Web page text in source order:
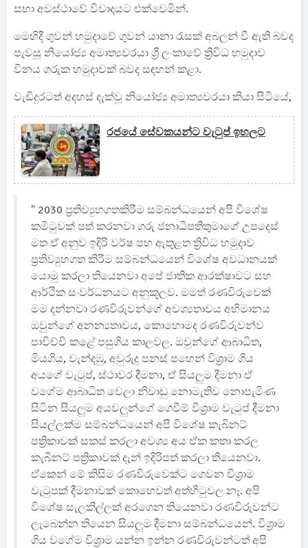
සභා අවස්ථාවේ විවාදයට එක්වෙමින්.
මෙහිදී ගුවන් හමුදාවේ ගුවන් යානා රැසක් අබලන් වී ඇති බවද
පැවසූ නියෝජ්‍ය අමාත්‍යවරයා ශ්‍රී ලංකාවේ ත්‍රිවිධ හමුදාව
විනය ගරුක හමුදාවක් බවද සඳහන් කළා.
වැඩිදුරටත් අදහස් දැක්වූ නියෝජ්‍ය අමාත්‍යවරයා කියා සිටියේ,
රජයේ සේවකයන්ට වැටුප් ඉහලට
" 2030 ප්‍රතිව්‍යුහගතකිරීම සම්බන්ධයෙන් අපි විශේෂ
කමිටුවක් පත් කරනවා ගරු ජනාධිපතිතුමාගේ උපදෙස්
මත ඒ අනුව ඉදිරි වර්ෂ පහ ඇතුළත ත්‍රිවිධ හමුදාව
ප්‍රතිව්‍යුහගත කිරීම සම්බන්ධයෙන් විශේෂ අවධානයක්
යොමු කරලා තියෙනවා අපේ ජාතික ආරක්ෂාවට සහ
ආර්ථික සංවර්ධනයට අනුකූලව. මමත් රණවිරුවෙක්
මම දන්නවා රණවිරුවන්ගේ අවශ්‍යතාවය අභිමානය
ඔවුන්ගේ අනන්‍යතාවය, කොහොමද රණවිරුවන්ව
පාවිච්චි කළේ පසුගිය කාලවල. ඔවුන්ගේ ආබාධිත,
මියගිය, වැන්දඹු, අවුරුදු පනස් පහෙන් විශ්‍රාම ගිය
අයගේ වැටුප්, ස්ථාවර දීමනා, ඒ සියලුම දීමනා ඒ
වගේම ආබාධිත වෙලා නිවාඩු නොමැතිව නොපැමිණ
සිටින සියලුම අයවලුන්ගේ ගෙවීම් විශ්‍රාම වැටුප් දීමනා
සියල්ලක්ම සම්බන්ධයෙන් අපි විශේෂ කැබිනට්
පත්‍රිකාවක් සකස් කරලා අවශ්‍ය අය ඒක කතා කරල
කැබිනට් පත්‍රිකාවක් දැන් ඉදිරිපත් කරලා තියෙනවා.
ඒකෙන් මේ කිසිම රණවිරුවෙක්ට ගෙවන විශ්‍රාම
වැටුපක් දීමනාවක් කොහෙවත් අත්හිටුවල නෑ. අපි
විශේෂ සැලකිල්ලක් අරගෙන තියෙනවා රණවිරුවන්ට
ලැබෙන්න තියෙන සියලුම දීමනා සම්බන්ධයෙන්. විශ්‍රාම
ගිය වගේම විශ්‍රාම යන්න ඉන්න රණවිරුවන්ටත් අපි